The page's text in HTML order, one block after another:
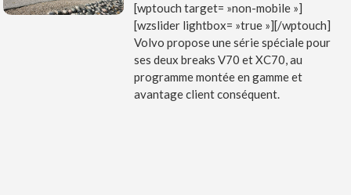
[wptouch target= »non-mobile »]
[wzslider lightbox= »true »][/wptouch]
Volvo propose une série spéciale pour
ses deux breaks V70 et XC70, au
programme montée en gamme et
avantage client conséquent.